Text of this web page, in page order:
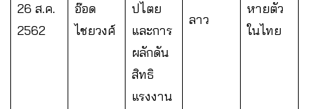
26 ส.ค.
2562
อ๊อด
ไชยวงศ์
ปไตย
และการ
ผลักดัน
สิทธิ
แรงงาน
ลาว
หายตัว
ในไทย